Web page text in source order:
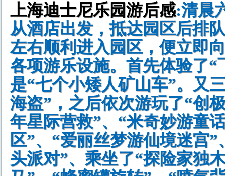
上海迪士尼乐园游后感:清晨
从酒店出发，抵达园区后排
左右顺利进入园区，便立即
各项游乐设施。首先体验了“
是“七个小矮人矿山车”。又
海盗”，之后依次游玩了“创
年星际营救”、“米奇妙游童
区”、“爱丽丝梦游仙境迷宫
头派对”、乘坐了“探险家独